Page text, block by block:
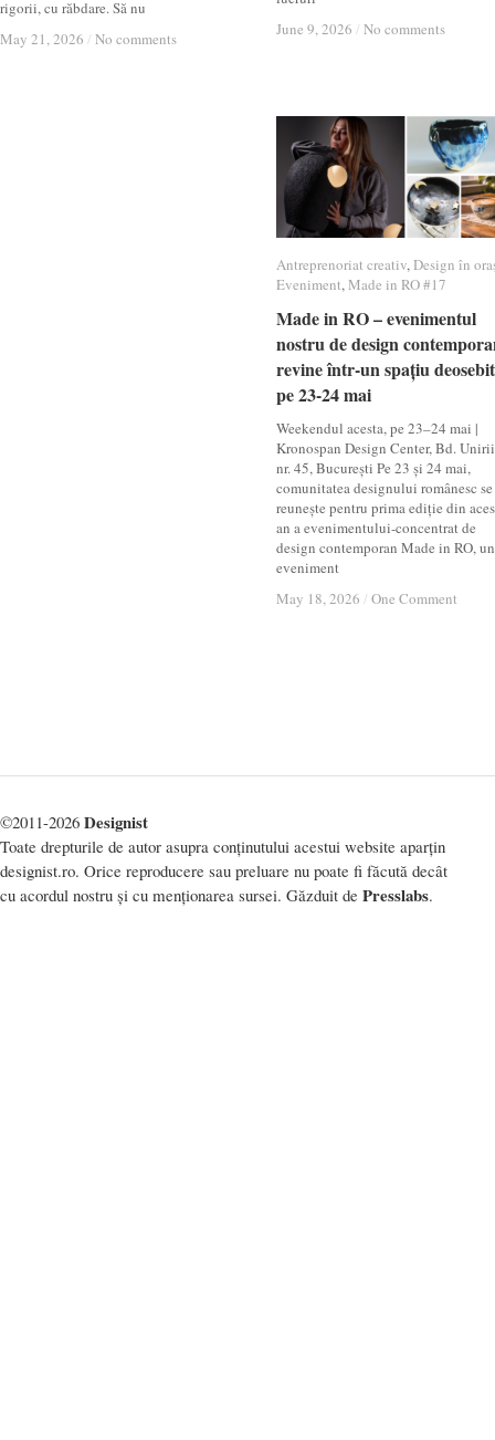
June 9, 2026 / No comments
June 9, 2026 / No comments
rigorii, cu răbdare. Să nu
May 21, 2026 / No comments
May 21, 2026 / No comments
Antreprenoriat creativ,Design în
Eveniment,Made in RO #17
Made in RO – evenimentul
nostru de design
revine într-un spațiu
pe 23-24 mai
Weekendul acesta, pe 23–24 mai |
Kronospan Design Center, Bd. Unirii
nr. 45, București Pe 23 și 24 mai,
comunitatea designului românesc se
reunește pentru prima ediție din
an a evenimentului-concentrat de
design contemporan Made in RO, un
eveniment
May 18, 2026 / One Comment
Antreprenoriat creativ Design în
Eveniment Made in RO #17
Made in RO – evenimentul
nostru de design
revine într-un spațiu
pe 23-24 mai
May 18, 2026 / One Comment
©2011-2026 Designist
Toate drepturile de autor asupra conținutului acestui website aparțin
designist.ro. Orice reproducere sau preluare nu poate fi făcută decât
cu acordul nostru și cu menționarea sursei. Găzduit de Presslabs.